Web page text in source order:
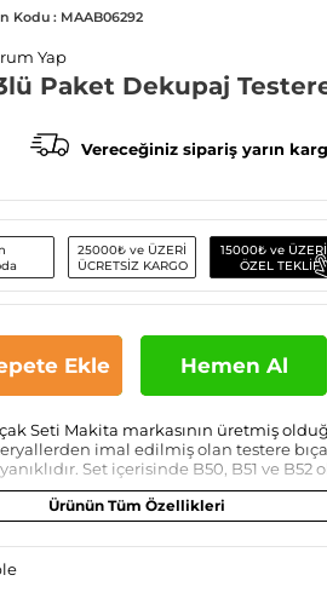
Kodu : MAAB06292
Yap
Paket Dekupaj
Vereceğiniz sipariş yarın
25000₺ ve ÜZERİ
ÜCRETSİZ KARGO
15000₺ ve ÜZERİ
ÖZEL TEKLİF
Ekle Hemen Al
Seti Makita markasının üretmiş
imal edilmiş olan testere
Set içerisinde B50, B51 ve B52
Ürünün Tüm Özellikleri